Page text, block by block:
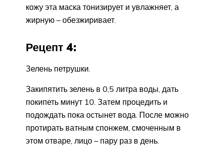
кожу эта маска тонизирует и увлажняет, а
жирную – обезжиривает.
Рецепт 4:
Зелень петрушки.
Закипятить зелень в 0,5 литра воды, дать
покипеть минут 10. Затем процедить и
подождать пока остынет вода. После можно
протирать ватным спонжем, смоченным в
этом отваре, лицо – пару раз в день.